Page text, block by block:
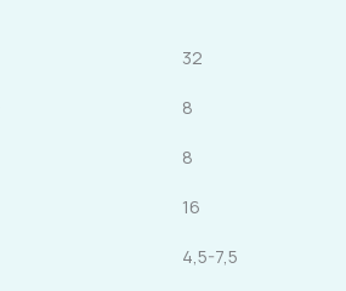
32
8
8
16
4,5-7,5